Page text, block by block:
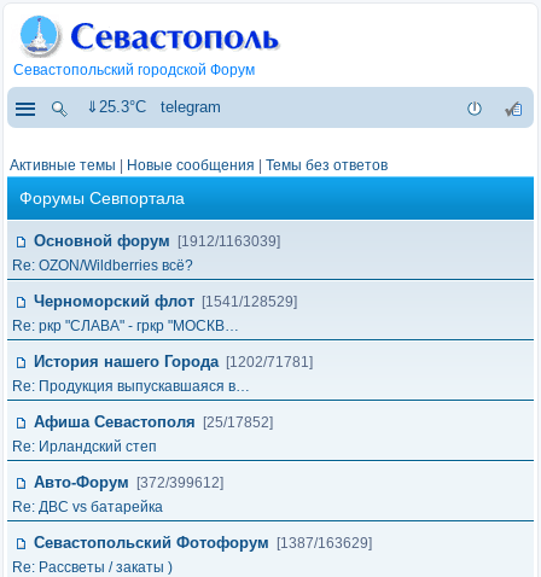
Севастопольский городской Форум
⇓25.3°C telegram
Активные темы Новые сообщения Темы без ответов
Форумы Севпортала
Основной форум
[1912/1163039]
Re: OZON/Wildberries всё?
Черноморский флот [1541/128529]
Re: ркр "СЛАВА" - гркр "МОСКВ…
История нашего Города [1202/71781]
Re: Продукция выпускавшаяся в…
Афиша Севастополя
[25/17852]
Re: Ирландский степ
Авто-Форум
[372/399612]
Re: ДВС vs батарейка
Севастопольский Фотофорум
[1387/163629]
Re: Рассветы / закаты )